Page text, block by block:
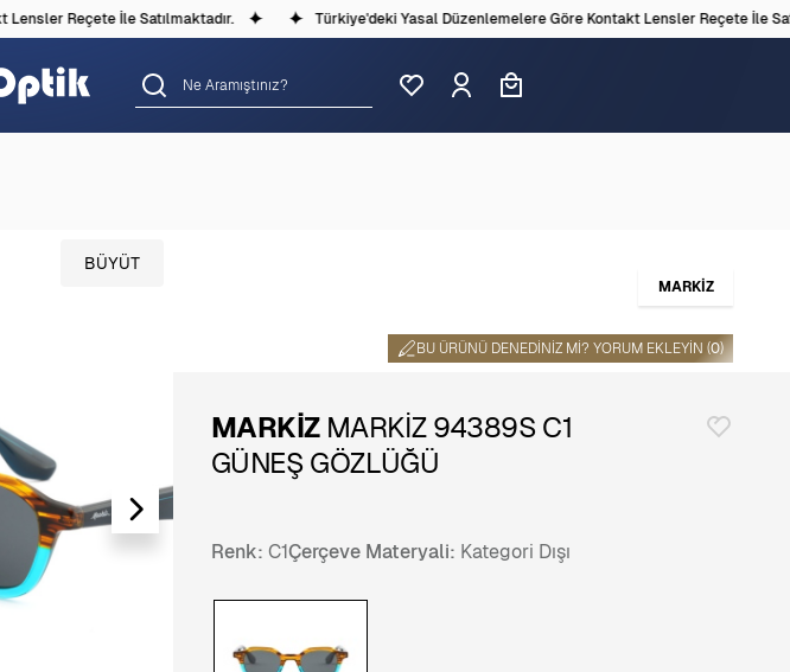
Reçete İle Satılmaktadır. Türkiye'deki Yasal Düzenlemelere Göre Kontakt Lensler Reçete İle
BÜYÜT
BU ÜRÜNÜ DENEDINIZ MI? YORUM EKLEYIN (0)
MARKİZ
MARKİZMARKİZ 94389S C1
GÜNEŞ GÖZLÜĞÜ
Renk: C1Çerçeve Materyali: Kategori Dışı